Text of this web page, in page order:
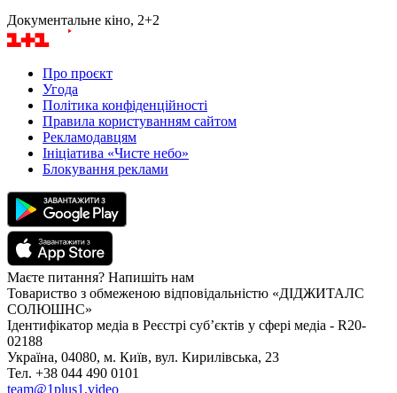
Документальне кіно, 2+2
Про проєкт
Угода
Політика конфіденційності
Правила користуванням сайтом
Рекламодавцям
Ініціатива «Чисте небо»
Блокування реклами
Маєте питання? Напишіть нам
Товариство з обмеженою відповідальністю «ДІДЖИТАЛС
СОЛЮШНС»
Ідентифікатор медіа в Реєстрі суб’єктів у сфері медіа - R20-
02188
Україна, 04080, м. Київ, вул. Кирилівська, 23
Тел. +38 044 490 0101
team@1plus1.video